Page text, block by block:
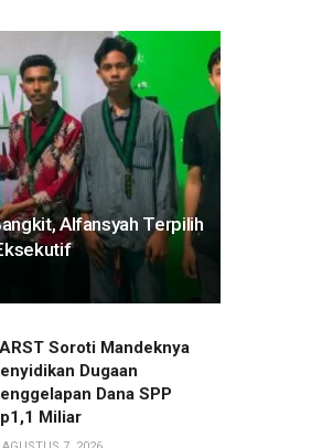
Alfansyah Terpilih
Soroti Mandeknya
Dugaan
Dana SPP
Miliar